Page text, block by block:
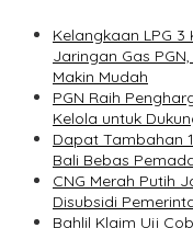
Kelangkaan LPG
Jaringan Gas
Makin Mudah
PGN Raih
Kelola untuk
Dapat Tambahan
Bali Bebas
CNG Merah Putih
Disubsidi
Bahlil Klaim Uji